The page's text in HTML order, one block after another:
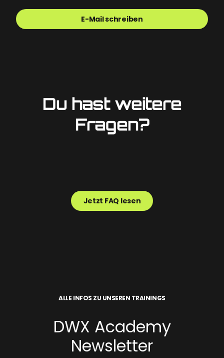
E-Mail schreiben
Du hast weitere
Fragen?
Jetzt FAQ lesen
ALLE INFOS ZU UNSEREN TRAININGS
DWX Academy
Newsletter